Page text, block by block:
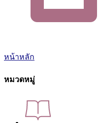
หน้าหลัก
หมวดหมู่